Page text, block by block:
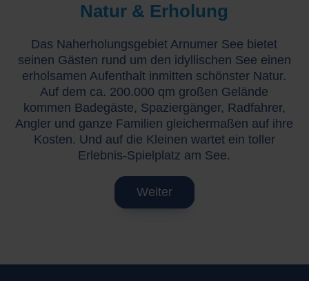
Natur & Erholung
Das Naherholungsgebiet Arnumer See bietet
seinen Gästen rund um den idyllischen See einen
erholsamen Aufenthalt inmitten schönster Natur.
Auf dem ca. 200.000 qm großen Gelände
kommen Badegäste, Spaziergänger, Radfahrer,
Angler und ganze Familien gleichermaßen auf ihre
Kosten. Und auf die Kleinen wartet ein toller
Erlebnis-Spielplatz am See.
Weiter